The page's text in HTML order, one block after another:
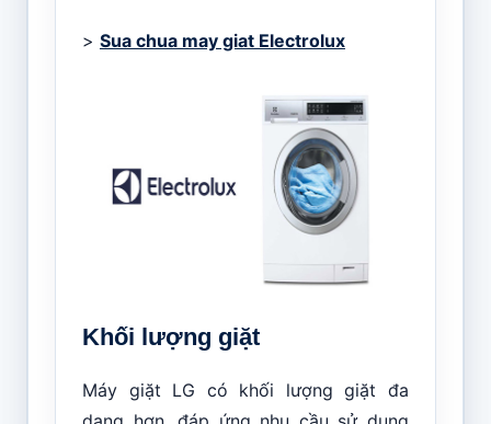
> Sua chua may giat Electrolux
Khối lượng giặt
Máy giặt LG có khối lượng giặt đa